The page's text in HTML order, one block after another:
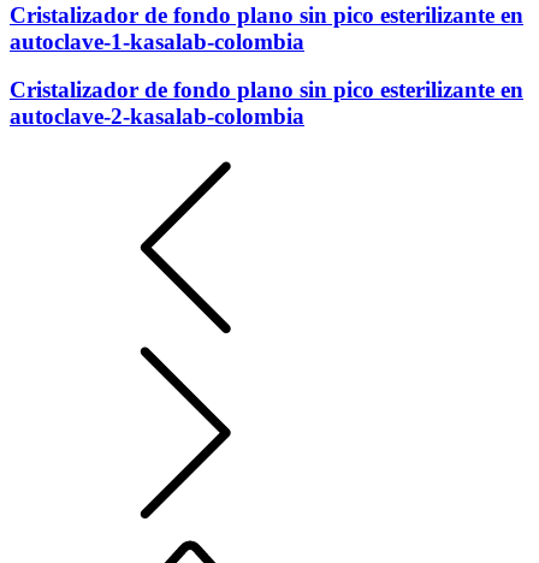
Cristalizador de fondo plano sin pico esterilizante en
autoclave-1-kasalab-colombia
Cristalizador de fondo plano sin pico esterilizante en
autoclave-2-kasalab-colombia